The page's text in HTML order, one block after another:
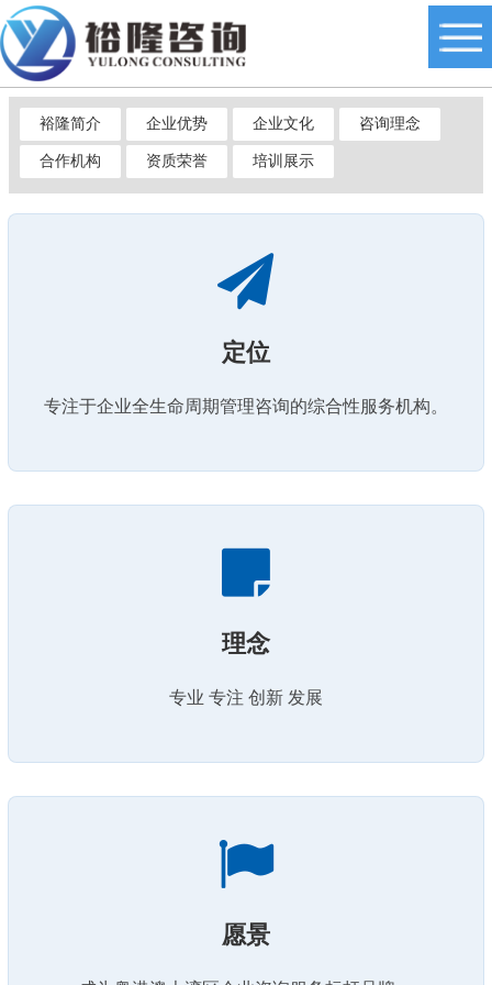
裕隆简介 企业优势 企业文化 咨询理念
合作机构 资质荣誉 培训展示
定位
专注于企业全生命周期管理咨询的综合性服务机构。
理念
专业 专注 创新 发展
愿景